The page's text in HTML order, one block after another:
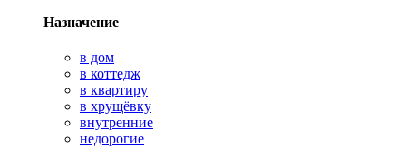
Назначение
в дом
в коттедж
в квартиру
в хрущёвку
внутренние
недорогие